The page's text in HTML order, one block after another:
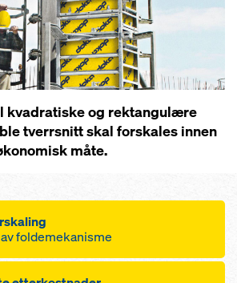
kvadratiske og rektangulære
tverrsnitt skal forskales innen
måte.
foldemekanisme
og innfolding av